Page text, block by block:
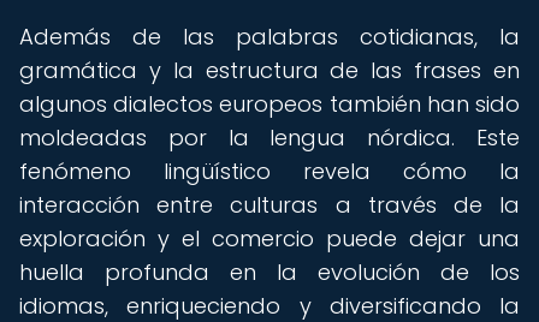
Además de las palabras cotidianas, la
gramática y la estructura de las frases en
algunos dialectos europeos también han sido
moldeadas por la lengua nórdica. Este
fenómeno lingüístico revela cómo la
interacción entre culturas a través de la
exploración y el comercio puede dejar una
huella profunda en la evolución de los
idiomas, enriqueciendo y diversificando la